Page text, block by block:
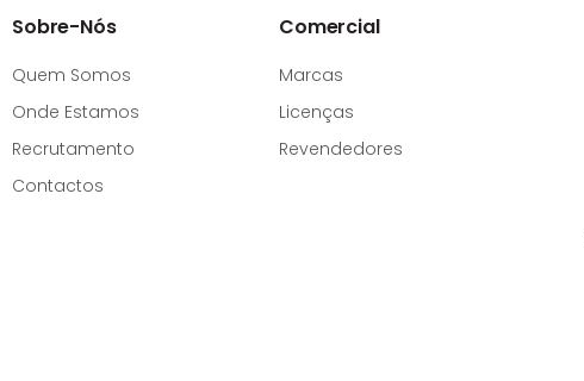
Sobre-Nós
Quem Somos
Onde Estamos
Recrutamento
Contactos
Comercial
Marcas
Licenças
Revendedores